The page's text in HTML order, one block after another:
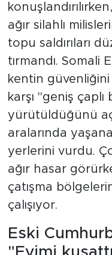
ağır silahlı
topu saldırıları
tırmandı. Somali
kentin
karşı "geniş
yürütüldüğünü
aralarında
yerlerini vurdu.
ağır hasar
çatışma
çalışıyor.
Eski